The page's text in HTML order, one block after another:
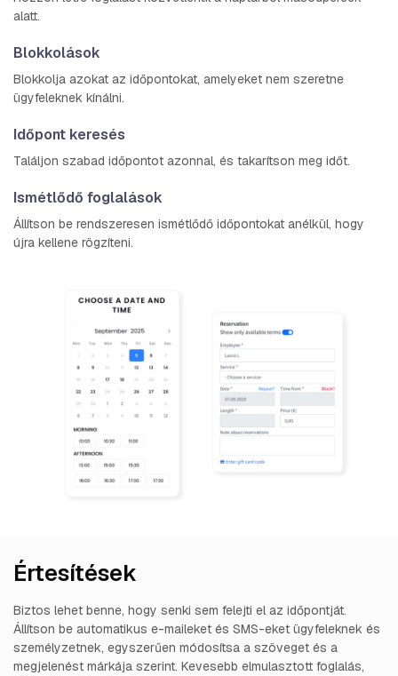
alatt.
Blokkolások
Blokkolja azokat az időpontokat, amelyeket nem szeretne
ügyfeleknek kínálni.
Időpont keresés
Találjon szabad időpontot azonnal, és takarítson meg időt.
Ismétlődő foglalások
Állítson be rendszeresen ismétlődő időpontokat anélkül, hogy
újra kellene rögzíteni.
Értesítések
Biztos lehet benne, hogy senki sem felejti el az időpontját.
Állítson be automatikus e-maileket és SMS-eket ügyfeleknek és
személyzetnek, egyszerűen módosítsa a szöveget és a
megjelenést márkája szerint. Kevesebb elmulasztott foglalás,